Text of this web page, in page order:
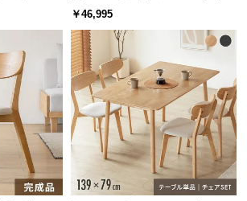
ングセット 大理石調 4人掛け
￥46,995